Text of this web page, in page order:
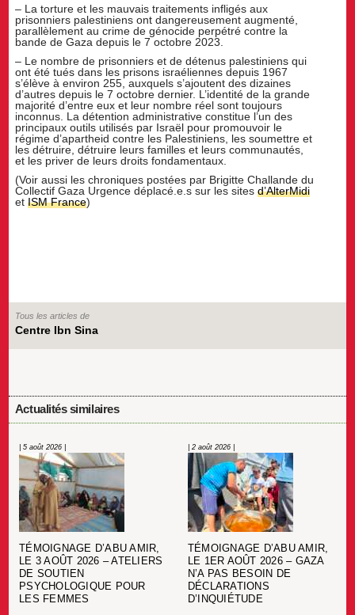
– La torture et les mauvais traitements infligés aux
prisonniers palestiniens ont dangereusement augmenté,
parallèlement au crime de génocide perpétré contre la
bande de Gaza depuis le 7 octobre 2023.
– Le nombre de prisonniers et de détenus palestiniens qui
ont été tués dans les prisons israéliennes depuis 1967
s’élève à environ 255, auxquels s’ajoutent des dizaines
d’autres depuis le 7 octobre dernier. L’identité de la grande
majorité d’entre eux et leur nombre réel sont toujours
inconnus. La détention administrative constitue l’un des
principaux outils utilisés par Israël pour promouvoir le
régime d’apartheid contre les Palestiniens, les soumettre et
les détruire, détruire leurs familles et leurs communautés,
et les priver de leurs droits fondamentaux.
(Voir aussi les chroniques postées par Brigitte Challande du
Collectif Gaza Urgence déplacé.e.s sur les sitesd’AlterMidi
etISM France)
Tous les articles de
Centre Ibn Sina
Actualités similaires
| 5 août 2026 |
TÉMOIGNAGE D’ABU AMIR,
LE 3 AOÛT 2026 – ATELIERS
DE SOUTIEN
PSYCHOLOGIQUE POUR
LES FEMMES
| 2 août 2026 |
TÉMOIGNAGE D’ABU AMIR,
LE 1ER AOÛT 2026 – GAZA
N’A PAS BESOIN DE
DÉCLARATIONS
D’INQUIÉTUDE